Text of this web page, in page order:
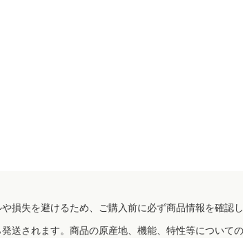
失を避けるため、ご購入前に必ず商品情報を確認
送されます。商品の原産地、機能、特性等について